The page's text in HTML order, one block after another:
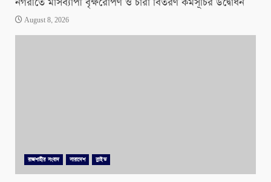
নগরীতে মাসব্যাপী বৃক্ষরোপণ ও চারা বিতরণ কর্মসূচির উদ্বোধন
August 8, 2026
রাজশাহীর সংবাদ সারাদেশ স্লাইড